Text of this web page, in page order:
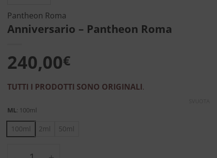
Pantheon Roma
Anniversario – Pantheon Roma
240,00€
TUTTI I PRODOTTI SONO ORIGINALI.
ML: 100ml
100ml 2ml 50ml
Anniversario - Pantheon Roma quantità